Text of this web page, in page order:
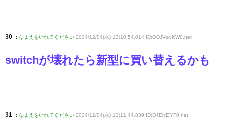
30 : なまえをいれてください 2024/12/04(水) 13:10:54.014 ID:ODJVoqKW0.net
switchが壊れたら新型に買い替えるかも
31 : なまえをいれてください 2024/12/04(水) 13:11:44.839 ID:D4ElcEYF0.net